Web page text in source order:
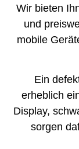
Wir bieten
und
mobile
Ein
erheblich
Display,
sorgen